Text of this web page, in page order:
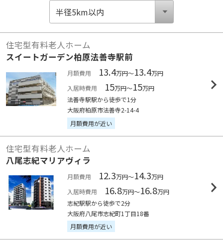
住宅型有料老人ホーム
スイートガーデン柏原法善寺駅前
月額費用 13.4万円～13.4万円
入居時費用
15万円～15万円
法善寺駅駅から徒歩で1分
大阪府柏原市法善寺2-14-4
月額費用が近い
住宅型有料老人ホーム
八尾志紀マリアヴィラ
月額費用 12.3万円～14.3万円
入居時費用
16.8万円～16.8万円
志紀駅駅から徒歩で2分
大阪府八尾市志紀町1丁目18番
月額費用が近い